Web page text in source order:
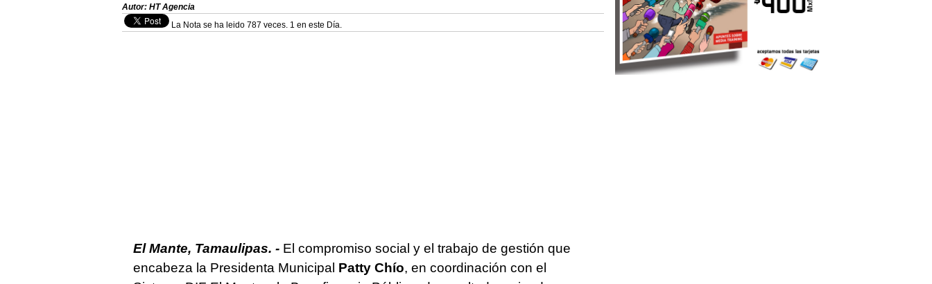
Autor: HT Agencia
La Nota se ha leido 787 veces. 1 en este Día.
El Mante, Tamaulipas. - El compromiso social y el trabajo de gestión que
encabeza la Presidenta Municipal Patty Chío, en coordinación con el